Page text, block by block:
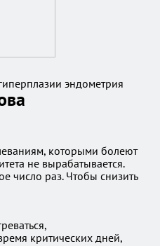
эндометрия
которыми болеют
не вырабатывается.
число раз. Чтобы снизить
критических дней,